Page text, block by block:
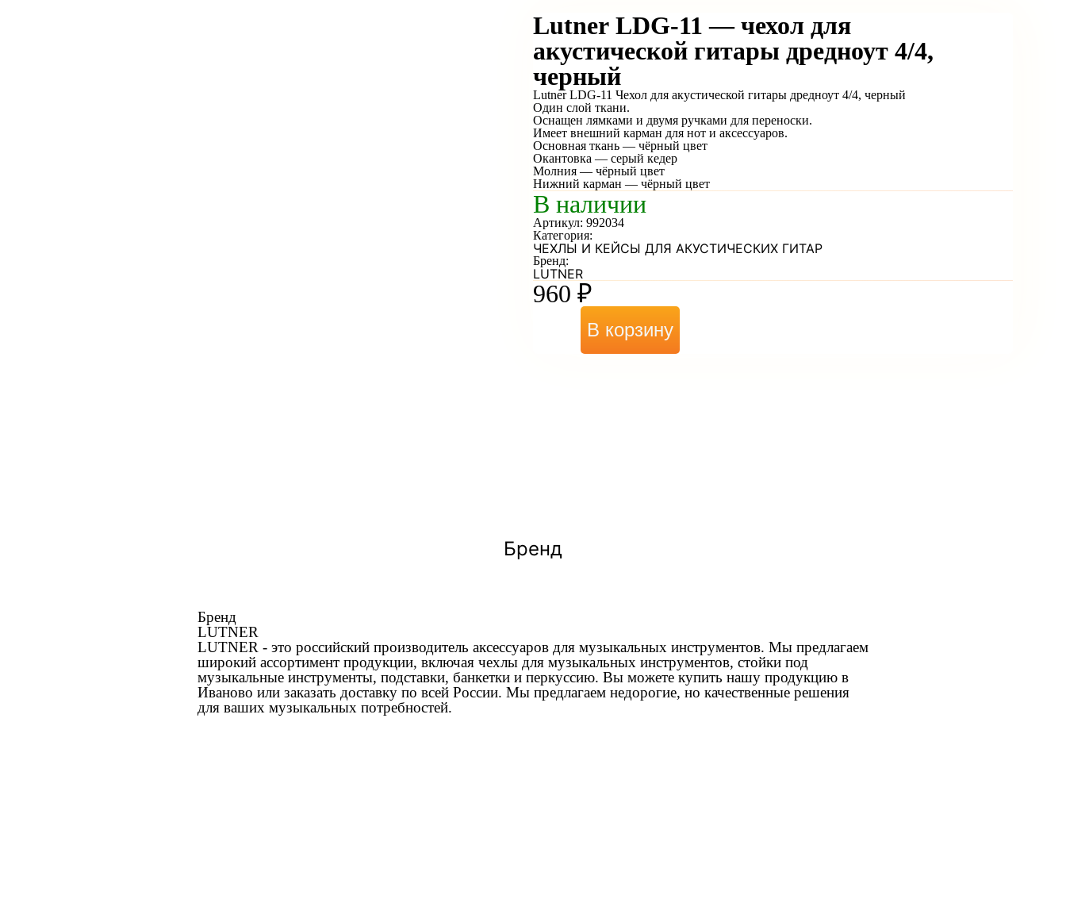
Lutner LDG-11 — чехол для
акустической гитары дредноут 4/4,
черный
960 ₽
Lutner LDG-11 Чехол для акустической гитары дредноут 4/4, черный
Один слой ткани.
Оснащен лямками и двумя ручками для переноски.
Имеет внешний карман для нот и аксессуаров.
Основная ткань — чёрный цвет
Окантовка — серый кедер
Молния — чёрный цвет
Нижний карман — чёрный цвет
В наличии
В корзину
Артикул: 992034
Категория:
ЧЕХЛЫ И КЕЙСЫ ДЛЯ АКУСТИЧЕСКИХ ГИТАР
Бренд:
LUTNER
Бренд
Бренд
LUTNER
LUTNER - это российский производитель аксессуаров для музыкальных инструментов. Мы предлагаем
широкий ассортимент продукции, включая чехлы для музыкальных инструментов, стойки под
музыкальные инструменты, подставки, банкетки и перкуссию. Вы можете купить нашу продукцию в
Иваново или заказать доставку по всей России. Мы предлагаем недорогие, но качественные решения
для ваших музыкальных потребностей.